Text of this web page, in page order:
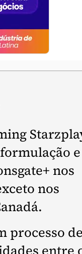
e
nos
nos
processo